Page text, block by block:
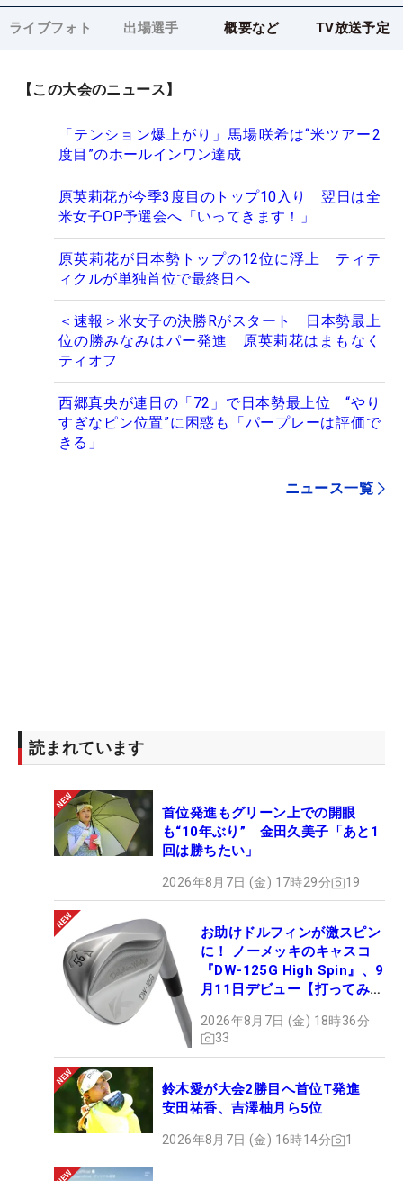
ライブフォト 出場選手 概要など TV放送予定
【この大会のニュース】
「テンション爆上がり」馬場咲希は“米ツアー2
度目”のホールインワン達成
原英莉花が今季3度目のトップ10入り 翌日は全
米女子OP予選会へ「いってきます！」
原英莉花が日本勢トップの12位に浮上 ティテ
ィクルが単独首位で最終日へ
＜速報＞米女子の決勝Rがスタート 日本勢最上
位の勝みなみはパー発進 原英莉花はまもなく
ティオフ
西郷真央が連日の「72」で日本勢最上位 “やり
すぎなピン位置”に困惑も「パープレーは評価で
きる」
ニュース一覧
読まれています
首位発進もグリーン上での開眼
も“10年ぶり” 金田久美子「あと1
回は勝ちたい」
2026年8月7日 (金) 17時29分 19
お助けドルフィンが激スピン
に！ ノーメッキのキャスコ
『DW-125G High Spin』、9
月11日デビュー【打ってみ
2026年8月7日 (金) 18時36分
33
鈴木愛が大会2勝目へ首位T発進
安田祐香、吉澤柚月ら5位
2026年8月7日 (金) 16時14分 1